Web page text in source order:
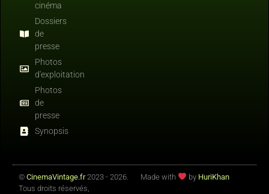
cinéma
Dossiers
de
presse
Photos
d'exploitation
Photos
de
presse
Synopsis
© CinemaVintage.fr2023 - 2026.
Tous droits réservés,
Made with by HuriKhan